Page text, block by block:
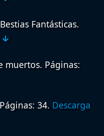
Fantásticas.
🡳
muertos. Páginas:
Páginas: 34. Descarga